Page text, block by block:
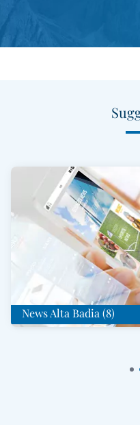
News Alta Badia (8)